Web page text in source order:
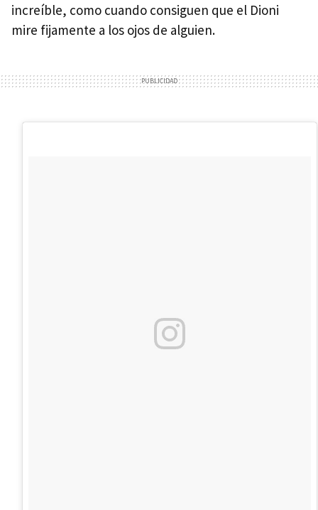
increíble, como cuando consiguen que el Dioni
mire fijamente a los ojos de alguien.